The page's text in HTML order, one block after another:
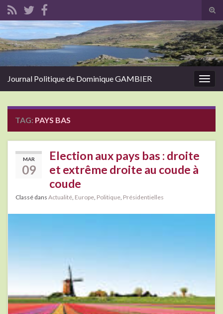
Search for:
Journal Politique de Dominique GAMBIER
TAG: PAYS BAS
MAR
09
Election aux pays bas : droite
et extrême droite au coude à
coude
Classé dans Actualité Europe Politique Présidentielles